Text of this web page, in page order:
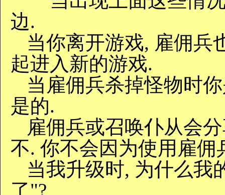
边.
当你离开游戏, 雇佣兵
起进入新的游戏.
当雇佣兵杀掉怪物时
是的.
雇佣兵或召唤仆从会
不. 你不会因为使用雇佣
当我升级时, 为什么我
了"?